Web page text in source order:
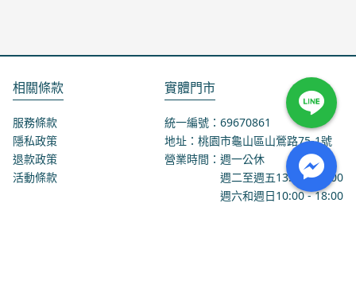
相關條款
服務條款
隱私政策
退款政策
活動條款
實體門市
統一編號：69670861
地址：桃園市龜山區山鶯路75-1號
營業時間：週一公休
週二至週五13:00 - 18:00
週六和週日10:00 - 18:00